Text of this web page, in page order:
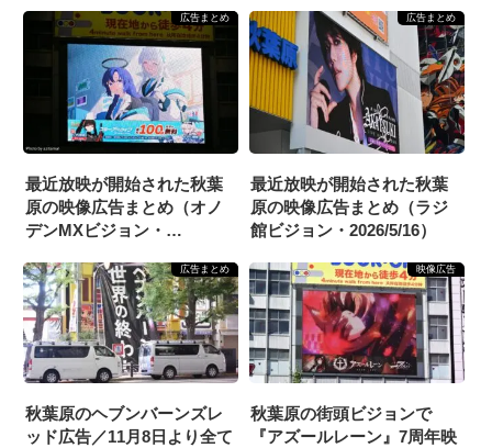
広告まとめ
最近放映が開始された秋葉
原の映像広告まとめ（オノ
デンMXビジョン・
広告まとめ
最近放映が開始された秋葉
原の映像広告まとめ（ラジ
館ビジョン・2026/5/16）
広告まとめ
秋葉原のヘブンバーンズレ
ッド広告／11月8日より全て
映像広告
秋葉原の街頭ビジョンで
『アズールレーン』7周年映